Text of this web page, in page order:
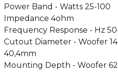
Power Band - Watts 25-100
Impedance 4ohm
Frequency Response - Hz
Cutout Diameter - Woofer
40,4mm
Mounting Depth - Woofer